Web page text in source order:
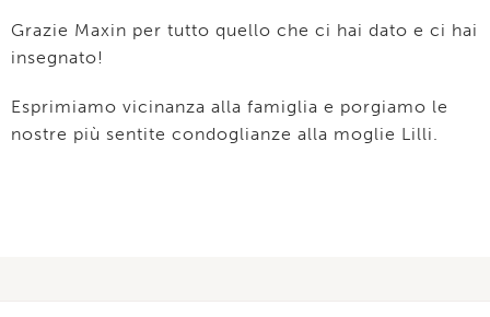
Grazie Maxin per tutto quello che ci hai dato e ci hai
insegnato!
Esprimiamo vicinanza alla famiglia e porgiamo le
nostre più sentite condoglianze alla moglie Lilli.